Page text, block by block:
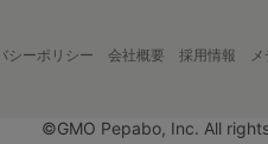
シーポリシー 会社概要 採用情報
©GMO Pepabo, Inc. All